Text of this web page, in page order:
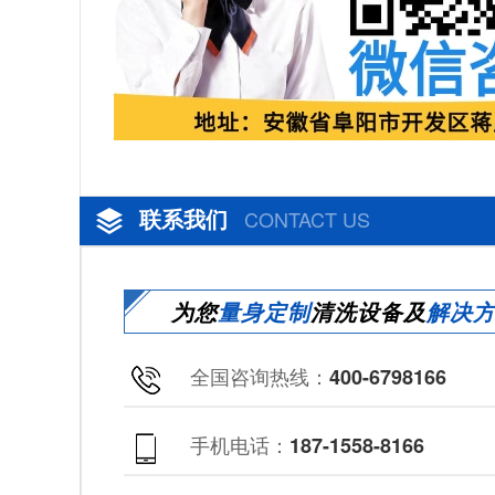
联系我们 CONTACT US
为您量身定制清洗设备及解决
全国咨询热线： 400-6798166
手机电话： 187-1558-8166